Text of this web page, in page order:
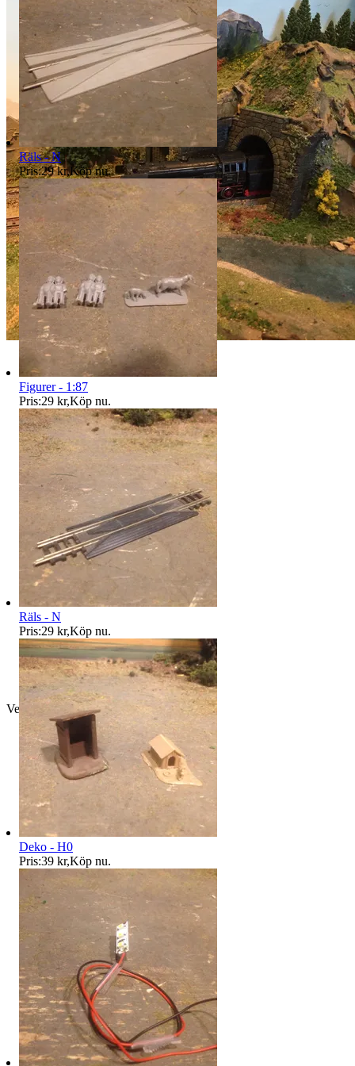
Verifierad
Räls - N
Pris:29 kr,Köp nu.
Figurer - 1:87
Pris:29 kr,Köp nu.
Räls - N
Pris:29 kr,Köp nu.
Deko - H0
Pris:39 kr,Köp nu.